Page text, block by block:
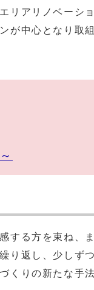
リアリノベーシ
が中心となり取
する方を束ね、
り返し、少しず
くりの新たな手法